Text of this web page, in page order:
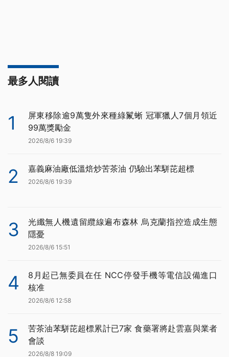
最多人閱讀
1
屏東移除逾9萬隻外來種綠鬣蜥 冠軍獵人7個月領近
99萬獎勵金
2026/8/6 19:39
2 嘉義麻油廠低溫焙炒苦茶油 仍驗出苯駢芘超標
2026/8/6 19:39
3
光纖無人機遺留纜線遍布森林 烏克蘭指控造成生態
隱憂
2026/8/6 15:51
4
8月起已無委員在任 NCC停發手機等電信設備進口
核准
2026/8/6 12:58
5
苦茶油苯駢芘超標累計已7家 食藥署將赴雲嘉與業者
會談
2026/8/8 19:09